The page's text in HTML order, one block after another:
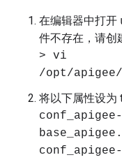
在编辑器中打开
件不存在，请创
> vi
/opt/
将以下属性设为
conf_apigee-
conf_apigee-